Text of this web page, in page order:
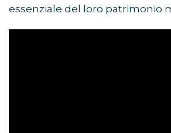
essenziale del loro patrimonio